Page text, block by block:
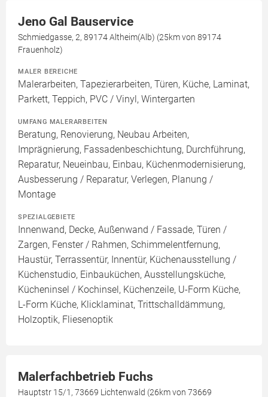
Jeno Gal Bauservice
Schmiedgasse, 2, 89174 Altheim(Alb) (25km von 89174
Frauenholz)
MALER BEREICHE
Malerarbeiten, Tapezierarbeiten, Türen, Küche, Laminat,
Parkett, Teppich, PVC / Vinyl, Wintergarten
UMFANG MALERARBEITEN
Beratung, Renovierung, Neubau Arbeiten,
Imprägnierung, Fassadenbeschichtung, Durchführung,
Reparatur, Neueinbau, Einbau, Küchenmodernisierung,
Ausbesserung / Reparatur, Verlegen, Planung /
Montage
SPEZIALGEBIETE
Innenwand, Decke, Außenwand / Fassade, Türen /
Zargen, Fenster / Rahmen, Schimmelentfernung,
Haustür, Terrassentür, Innentür, Küchenausstellung /
Küchenstudio, Einbauküchen, Ausstellungsküche,
Kücheninsel / Kochinsel, Küchenzeile, U-Form Küche,
L-Form Küche, Klicklaminat, Trittschalldämmung,
Holzoptik, Fliesenoptik
Malerfachbetrieb Fuchs
Hauptstr 15/1, 73669 Lichtenwald (26km von 73669